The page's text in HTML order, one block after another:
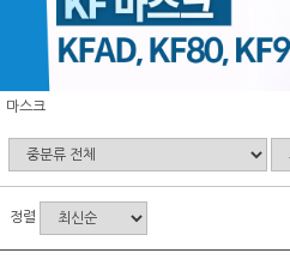
마스크
정렬